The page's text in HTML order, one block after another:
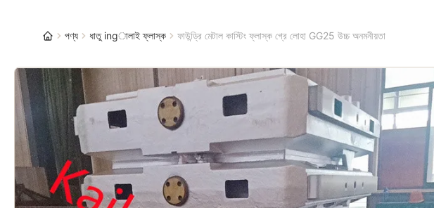
পণ্য ধাতু ingালাই ফ্লাস্ক ফাউন্ড্রি মেটাল কাস্টিং ফ্লাস্ক গ্রে লোহা GG25 উচ্চ অনমনীয়তা